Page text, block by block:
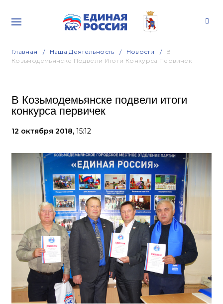
Главная Наша Деятельность Новости
В
Козьмодемьянске Подвели Итоги Конкурса Первичек
В Козьмодемьянске подвели итоги
конкурса первичек
12 октября 2018, 15:12